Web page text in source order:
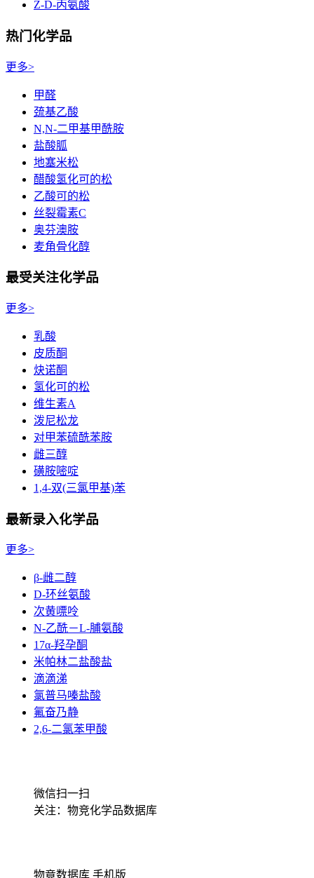
Z-D-丙氨酸
热门化学品
更多>
甲醛
巯基乙酸
N,N-二甲基甲酰胺
盐酸胍
地塞米松
醋酸氢化可的松
乙酸可的松
丝裂霉素C
奥芬澳胺
麦角骨化醇
最受关注化学品
更多>
乳酸
皮质酮
炔诺酮
氢化可的松
维生素A
泼尼松龙
对甲苯硫酰苯胺
雌三醇
磺胺嘧啶
1,4-双(三氯甲基)苯
最新录入化学品
更多>
β-雌二醇
D-环丝氨酸
次黄嘌呤
N-乙酰－L-脯氨酸
17α-羟孕酮
米帕林二盐酸盐
滴滴涕
氯普马嗪盐酸
氟奋乃静
2,6-二氯苯甲酸
微信扫一扫
关注：物竞化学品数据库
物竟数据库 手机版